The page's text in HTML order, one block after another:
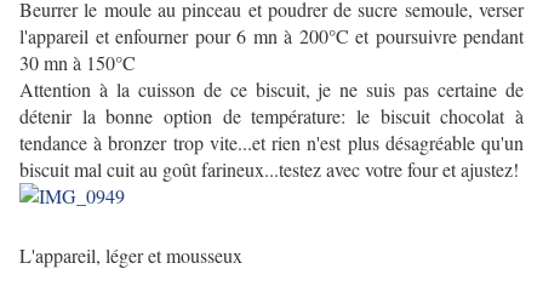
Beurrer le moule au pinceau et poudrer de sucre semoule, verser
l'appareil et enfourner pour 6 mn à 200°C et poursuivre pendant
30 mn à 150°C
Attention à la cuisson de ce biscuit, je ne suis pas certaine de
détenir la bonne option de température: le biscuit chocolat à
tendance à bronzer trop vite...et rien n'est plus désagréable qu'un
biscuit mal cuit au goût farineux...testez avec votre four et ajustez!
L'appareil, léger et mousseux